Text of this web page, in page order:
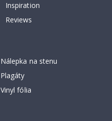
Inspiration
Reviews
Nálepka na stenu
Plagáty
Vinyl fólia